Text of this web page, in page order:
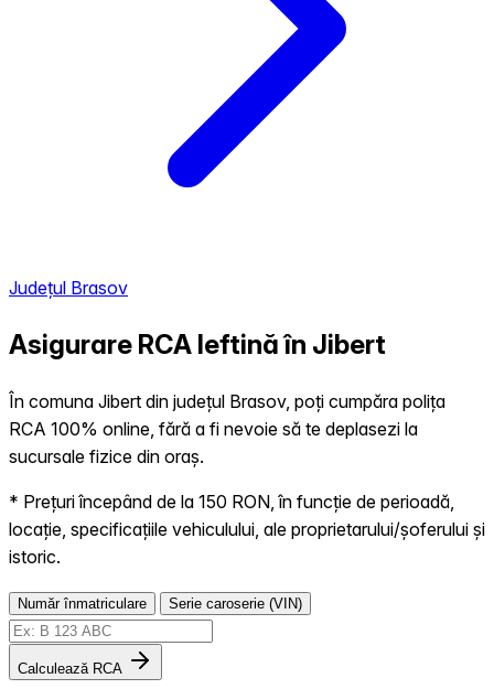
Județul Brasov
Asigurare RCA Ieftină în Jibert
În comuna Jibert din județul Brasov, poți cumpăra polița
RCA 100% online, fără a fi nevoie să te deplasezi la
sucursale fizice din oraș.
* Prețuri începând de la 150 RON, în funcție de perioadă,
locație, specificațiile vehiculului, ale proprietarului/șoferului și
istoric.
Număr înmatriculare Serie caroserie (VIN)
Calculează RCA